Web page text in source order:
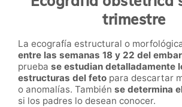
trimestre
La ecografía estructural o
entre las semanas 18 y 22 del
prueba se estudian detalladamente
estructuras del feto para descartar
o anomalías. También se determina
si los padres lo desean conocer.